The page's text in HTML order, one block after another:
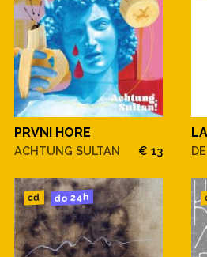
PRVNI HORE
ACHTUNG SULTAN € 13
cd do 24h